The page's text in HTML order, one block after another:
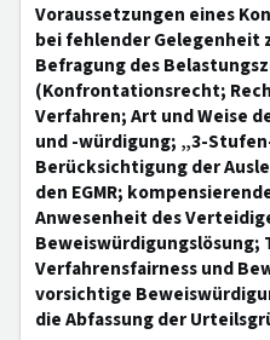
Voraussetzungen eines
bei fehlender
Befragung des
(Konfrontationsrecht;
Verfahren; Art und Weise
und -würdigung; „3-
Berücksichtigung der
den EGMR;
Anwesenheit des
Beweiswürdigungslösung;
Verfahrensfairness und
vorsichtige
die Abfassung der